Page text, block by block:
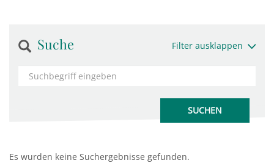
Suche Filter ausklappen
Es wurden keine Suchergebnisse gefunden.